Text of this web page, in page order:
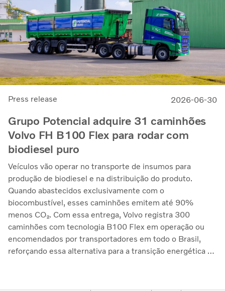
Press release 2026-06-30
Grupo Potencial adquire 31 caminhões
Volvo FH B100 Flex para rodar com
biodiesel puro
Veículos vão operar no transporte de insumos para
produção de biodiesel e na distribuição do produto.
Quando abastecidos exclusivamente com o
biocombustível, esses caminhões emitem até 90%
menos CO₂. Com essa entrega, Volvo registra 300
caminhões com tecnologia B100 Flex em operação ou
encomendados por transportadores em todo o Brasil,
reforçando essa alternativa para a transição energética no